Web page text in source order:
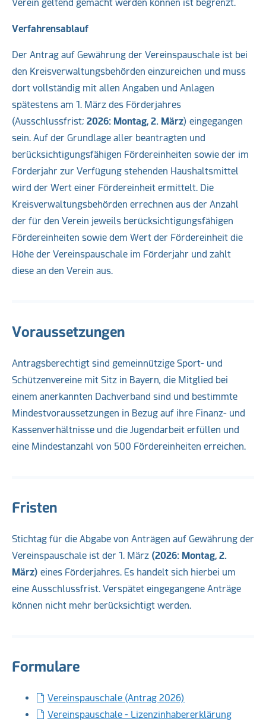
Verein geltend gemacht werden können ist begrenzt.
Verfahrensablauf
Der Antrag auf Gewährung der Vereinspauschale ist bei
den Kreisverwaltungsbehörden einzureichen und muss
dort vollständig mit allen Angaben und Anlagen
spätestens am 1. März des Förderjahres
(Ausschlussfrist; 2026: Montag, 2. März) eingegangen
sein. Auf der Grundlage aller beantragten und
berücksichtigungsfähigen Fördereinheiten sowie der im
Förderjahr zur Verfügung stehenden Haushaltsmittel
wird der Wert einer Fördereinheit ermittelt. Die
Kreisverwaltungsbehörden errechnen aus der Anzahl
der für den Verein jeweils berücksichtigungsfähigen
Fördereinheiten sowie dem Wert der Fördereinheit die
Höhe der Vereinspauschale im Förderjahr und zahlt
diese an den Verein aus.
Voraussetzungen
Antragsberechtigt sind gemeinnützige Sport- und
Schützenvereine mit Sitz in Bayern, die Mitglied bei
einem anerkannten Dachverband sind und bestimmte
Mindestvoraussetzungen in Bezug auf ihre Finanz- und
Kassenverhältnisse und die Jugendarbeit erfüllen und
eine Mindestanzahl von 500 Fördereinheiten erreichen.
Fristen
Stichtag für die Abgabe von Anträgen auf Gewährung der
Vereinspauschale ist der 1. März (2026: Montag, 2.
März) eines Förderjahres. Es handelt sich hierbei um
eine Ausschlussfrist. Verspätet eingegangene Anträge
können nicht mehr berücksichtigt werden.
Formulare
Vereinspauschale (Antrag 2026)
Vereinspauschale - Lizenzinhabererklärung